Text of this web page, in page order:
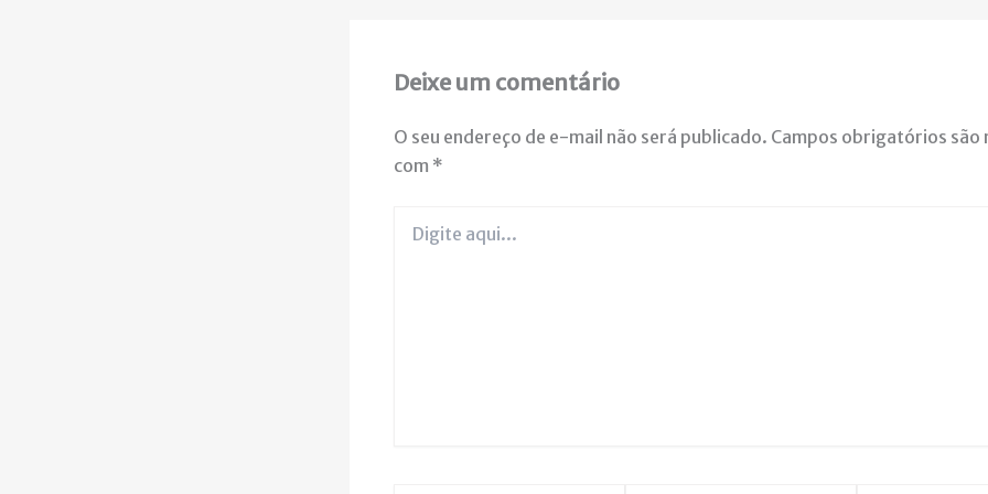
Deixe um comentário
O seu endereço de e-mail não será publicado. Campos obrigatórios são
com *
aqui...